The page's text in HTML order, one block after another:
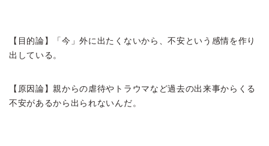
【目的論】「今」外に出たくないから、不安という感情を作り
出している。
【原因論】親からの虐待やトラウマなど過去の出来事からくる
不安があるから出られないんだ。